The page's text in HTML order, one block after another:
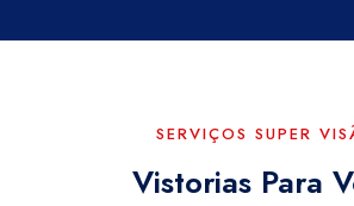
SERVIÇOS SUPER
Vistorias Para